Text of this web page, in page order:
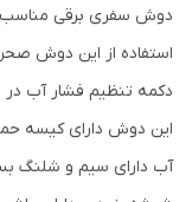
دوش سفری برقی مناسب
استفاده از این دوش
دکمه تنظیم فشار آب
این دوش دارای کیسه
آب دارای سیم و شلنگ